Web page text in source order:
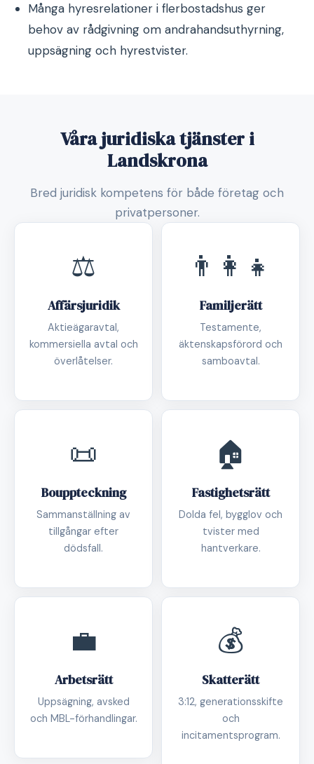
Många hyresrelationer i flerbostadshus ger
behov av rådgivning om andrahandsuthyrning,
uppsägning och hyrestvister.
Våra juridiska tjänster i
Landskrona
Bred juridisk kompetens för både företag och
privatpersoner.
⚖️
Affärsjuridik
Aktieägaravtal,
kommersiella avtal och
överlåtelser.
👨‍👩‍👧
Familjerätt
Testamente,
äktenskapsförord och
samboavtal.
📜
Bouppteckning
Sammanställning av
tillgångar efter
dödsfall.
🏠
Fastighetsrätt
Dolda fel, bygglov och
tvister med
hantverkare.
💼
Arbetsrätt
Uppsägning, avsked
och MBL-förhandlingar.
💰
Skatterätt
3:12, generationsskifte
och
incitamentsprogram.